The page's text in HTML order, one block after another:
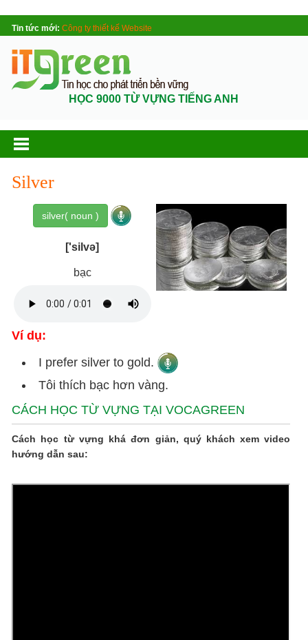
Tin tức mới: Công ty thiết kế Website
HỌC 9000 TỪ VỰNG TIẾNG ANH
Silver
silver( noun )
['silvə]
bạc
Ví dụ:
I prefer silver to gold.
Tôi thích bạc hơn vàng.
CÁCH HỌC TỪ VỰNG TẠI VOCAGREEN
Cách học từ vựng khá đơn giản, quý khách xem video
hướng dẫn sau: